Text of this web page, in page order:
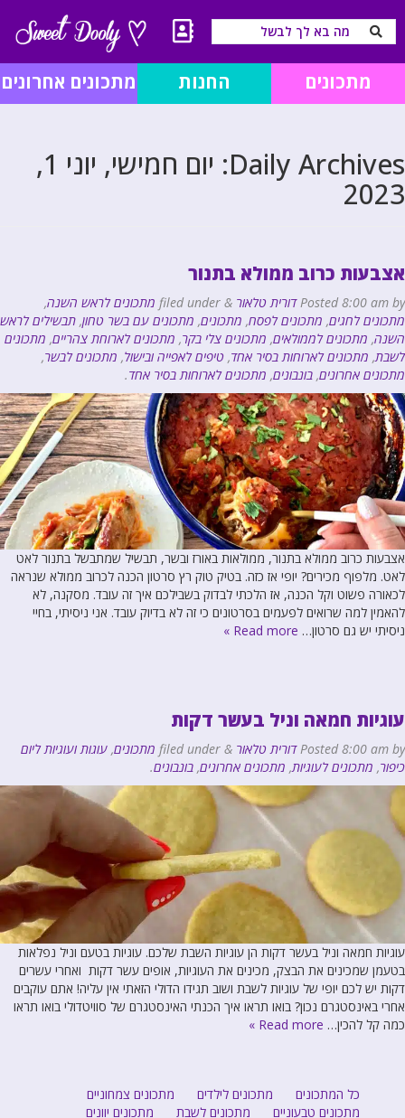
מתכונים החנות מתכונים אחרונים
Daily Archives:
יום חמישי, יוני 1,
2023
אצבעות כרוב ממולא בתנור
Posted8:00 am by דורית טלאור & מתכונים לראש השנה,
מתכונים לחגים, מתכונים לפסח, מתכונים, מתכונים עם בשר טחון, תבשילים לראש
השנה, מתכונים לממולאים, מתכונים צלי בקר, מתכונים לארוחת צהריים, מתכונים
לשבת, מתכונים לארוחות בסיר אחד, טיפים לאפייה ובישול, מתכונים לבשר,
מתכונים אחרונים, בונבונים, מתכונים לארוחות בסיר אחד.
אצבעות כרוב ממולא בתנור, ממולאות באורז ובשר, תבשיל שמתבשל בתנור לאט
לאט. מלפוף מכירים? יופי אז כזה. בטיק טוק רץ סרטון הכנה לכרוב ממולא שנראה
לכאורה פשוט וקל הכנה, אז הלכתי לבדוק בשבילכם איך זה עובד. מסקנה, לא
להאמין למה שרואים לפעמים בסרטונים כי זה לא בדיוק עובד. אני ניסיתי, בחיי
ניסיתי יש גם סרטון… Read more »
עוגיות חמאה וניל בעשר דקות
Posted8:00 am by דורית טלאור & מתכונים, עוגות ועוגיות ליום
כיפור, מתכונים לעוגיות, מתכונים אחרונים, בונבונים.
עוגיות חמאה וניל בעשר דקות הן עוגיות השבת שלכם. עוגיות בטעם וניל נפלאות
בטעמן שמכינים את הבצק, מכינים את העוגיות, אופים עשר דקות ואחרי עשרים
דקות יש לכם יופי של עוגיות לשבת ושוב תגידו הדולי הזאתי אין עליה! אתם עוקבים
אחרי באינסטגרם נכון? בואו תראו איך הכנתי האינסטגרם של סוויטדולי בואו תראו
כמה קל להכין… Read more »
כל המתכונים מתכונים לילדים
מתכונים צמחוניים
מתכונים טבעוניים
מתכונים לשבת
מתכונים יוונים